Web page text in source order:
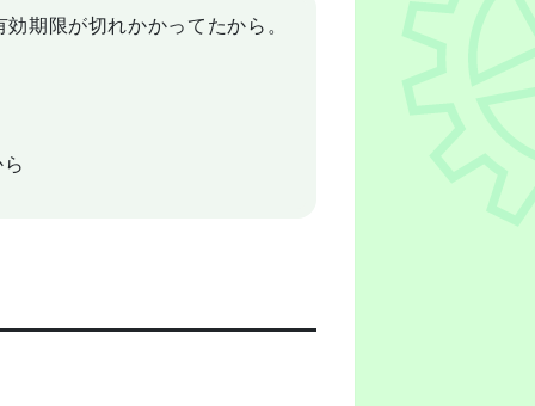
期限が切れかかってたから。